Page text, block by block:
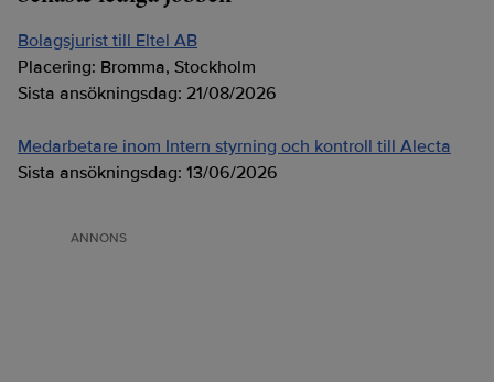
Bolagsjurist till Eltel AB
Placering: Bromma, Stockholm
Sista ansökningsdag: 21/08/2026
Medarbetare inom Intern styrning och kontroll till Alecta
Sista ansökningsdag: 13/06/2026
ANNONS